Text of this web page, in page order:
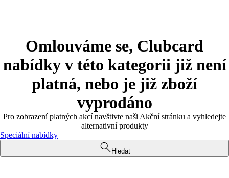
Omlouváme se, Clubcard
nabídky v této kategorii již není
platná, nebo je již zboží
vyprodáno
Pro zobrazení platných akcí navštivte naši Akční stránku a vyhledejte
alternativní produkty
Speciální nabídky
Hledat